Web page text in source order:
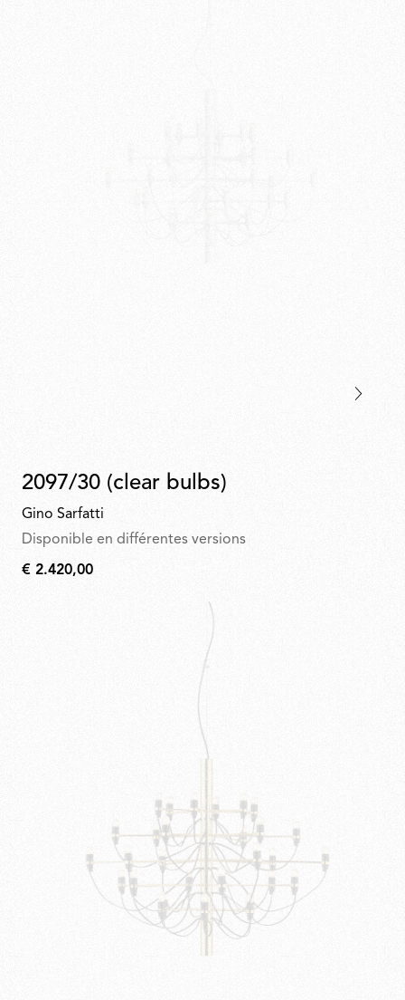
2097/30 (clear bulbs)
Gino Sarfatti
Disponible en différentes versions
€
€ 2.420,00